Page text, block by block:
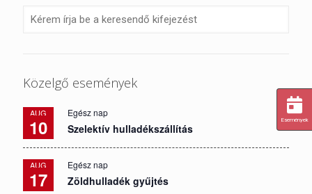
Közelgő események
AUG
10
Egész nap
Szelektív hulladékszállítás
AUG
17
Egész nap
Zöldhulladék gyűjtés
Események